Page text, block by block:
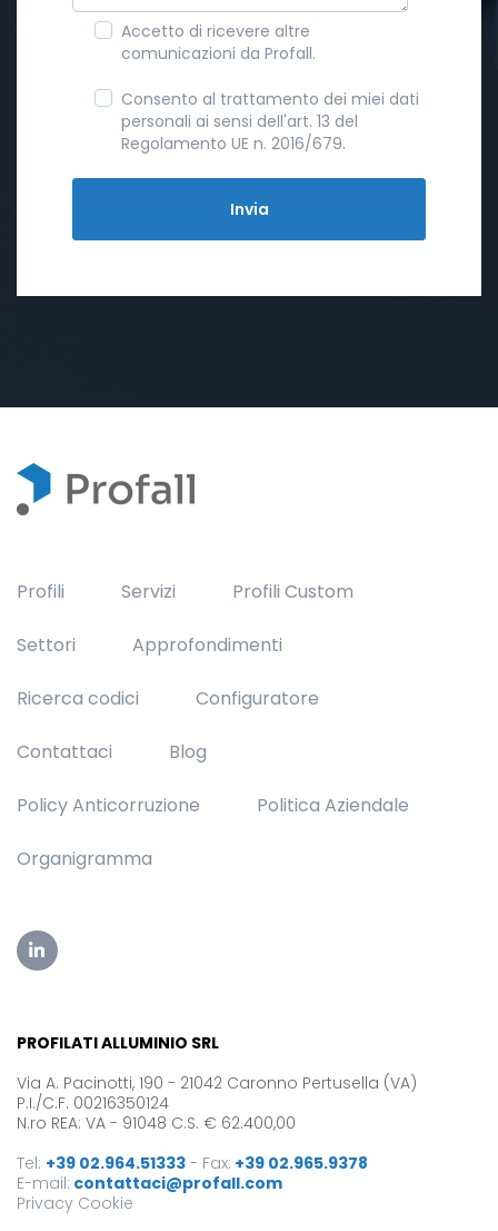
Accetto di ricevere altre
comunicazioni da Profall.
Consento al trattamento dei miei dati
personali ai sensi dell'art. 13 del
Regolamento UE n. 2016/679.
Profili Servizi Profili Custom
Settori Approfondimenti
Ricerca codici Configuratore
Contattaci Blog
Policy Anticorruzione Politica Aziendale
Organigramma
PROFILATI ALLUMINIO SRL
Via A. Pacinotti, 190 - 21042 Caronno Pertusella (VA)
P.I./C.F. 00216350124
N.ro REA: VA - 91048 C.S. € 62.400,00
Tel: +39 02.964.51333 - Fax: +39 02.965.9378
E-mail: contattaci@profall.com
Privacy Cookie